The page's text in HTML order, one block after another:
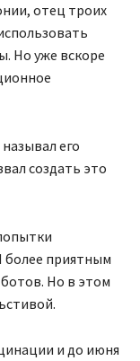
отец троих
Но уже вскоре
его
создать это
более приятным
Но в этом
и до июня